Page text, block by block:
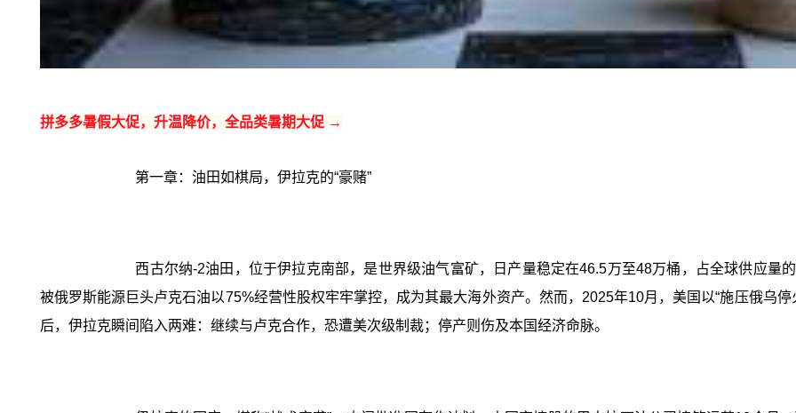
拼多多暑假大促，升温降价，全品类暑期大促 →
第一章：油田如棋局，伊拉克的“豪赌”
西古尔纳-2油田，位于伊拉克南部，是世界级油气富矿，日产量稳定在46.5万至48万桶，占全球供应量
被俄罗斯能源巨头卢克石油以75%经营性股权牢牢掌控，成为其最大海外资产。然而，2025年10月，美国以“施压俄乌
后，伊拉克瞬间陷入两难：继续与卢克合作，恐遭美次级制裁；停产则伤及本国经济命脉。